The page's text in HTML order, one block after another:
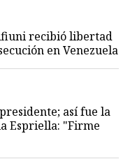
recibió libertad
en Venezuela
así fue la
Espriella: "Firme